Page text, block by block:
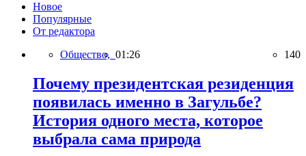
Новое
Популярные
От редактора
Общество, 01:26 140
Почему президентская резиденция
появилась именно в Загульбе?
История одного места, которое
выбрала сама природа